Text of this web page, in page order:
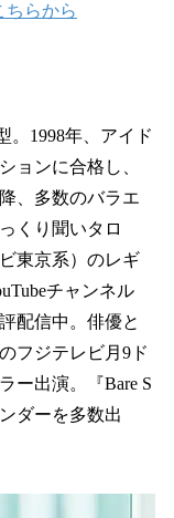
ちらから
。1998年、アイド
ョンに合格し、
、多数のバラエ
くり聞いタロ
東京系）のレギ
チャンネル
配信中。俳優と
フジテレビ月9ド
ー出演。『Bare S
ダーを多数出